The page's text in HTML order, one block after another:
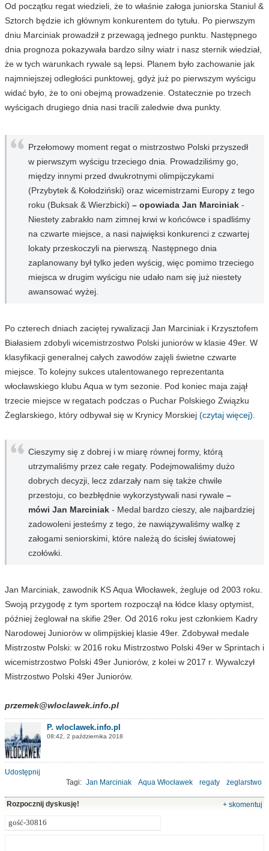
Od początku regat wiedzieli, że to właśnie załoga juniorska Staniul &
Sztorch będzie ich głównym konkurentem do tytułu. Po pierwszym
dniu Marciniak prowadził z przewagą jednego punktu. Następnego
dnia prognoza pokazywała bardzo silny wiatr i nasz sternik wiedział,
że w tych warunkach rywale są lepsi. Planem było zachowanie jak
najmniejszej odległości punktowej, gdyż już po pierwszym wyścigu
widać było, że to oni obejmą prowadzenie. Ostatecznie po trzech
wyścigach drugiego dnia nasi tracili zaledwie dwa punkty.
Przełomowy moment regat o mistrzostwo Polski przyszedł
w pierwszym wyścigu trzeciego dnia. Prowadziliśmy go,
między innymi przed dwukrotnymi olimpijczykami
(Przybytek & Kołodziński) oraz wicemistrzami Europy z tego
roku (Buksak & Wierzbicki) – opowiada Jan Marciniak -
Niestety zabrakło nam zimnej krwi w końcówce i spadliśmy
na czwarte miejsce, a nasi najwięksi konkurenci z czwartej
lokaty przeskoczyli na pierwszą. Następnego dnia
zaplanowany był tylko jeden wyścig, więc pomimo trzeciego
miejsca w drugim wyścigu nie udało nam się już niestety
awansować wyżej.
Po czterech dniach zaciętej rywalizacji Jan Marciniak i Krzysztofem
Białasiem zdobyli wicemistrzostwo Polski juniorów w klasie 49er. W
klasyfikacji generalnej całych zawodów zajęli świetne czwarte
miejsce. To kolejny sukces utalentowanego reprezentanta
włocławskiego klubu Aqua w tym sezonie. Pod koniec maja zajął
trzecie miejsce w regatach podczas o Puchar Polskiego Związku
Żeglarskiego, który odbywał się w Krynicy Morskiej (czytaj więcej).
Cieszymy się z dobrej i w miarę równej formy, którą
utrzymaliśmy przez całe regaty. Podejmowaliśmy dużo
dobrych decyzji, lecz zdarzały nam się także chwile
przestoju, co bezbłędnie wykorzystywali nasi rywale –
mówi Jan Marciniak - Medal bardzo cieszy, ale najbardziej
zadowoleni jesteśmy z tego, że nawiązywaliśmy walkę z
załogami seniorskimi, które należą do ścisłej światowej
czołówki.
Jan Marciniak, zawodnik KS Aqua Włocławek, żegluje od 2003 roku.
Swoją przygodę z tym sportem rozpoczął na łódce klasy optymist,
później żeglował na skifie 29er. Od 2016 roku jest członkiem Kadry
Narodowej Juniorów w olimpijskiej klasie 49er. Zdobywał medale
Mistrzostw Polski: w 2016 roku Mistrzostwo Polski 49er w Sprintach i
wicemistrzostwo Polski 49er Juniorów, z kolei w 2017 r. Wywalczył
Mistrzostwo Polski 49er Juniorów.
przemek@wloclawek.info.pl
P. wloclawek.info.pl
08:42, 2 października 2018
Udostępnij
Tagi: Jan Marciniak Aqua Włocławek regaty
żeglarstwo
Mistrzostwa Polski
Rozpocznij dyskusję!
+ skomentuj